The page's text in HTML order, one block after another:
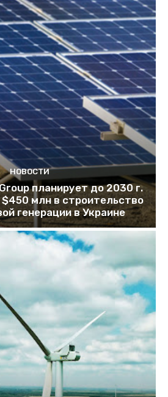
НОВОСТИ
планирует до 2030 г.
млн в строительство
генерации в Украине